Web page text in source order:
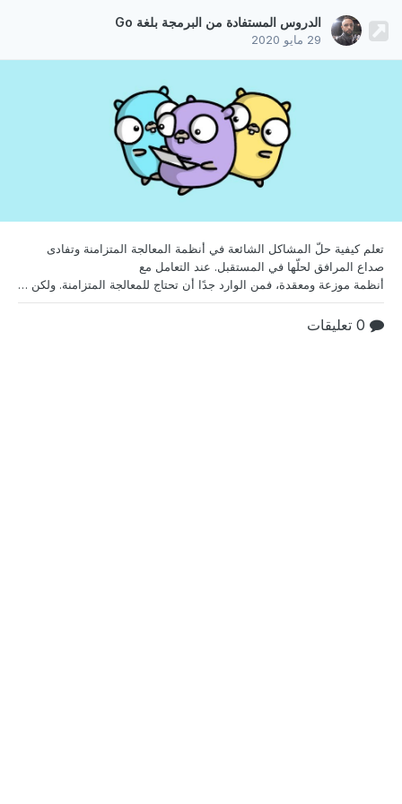
الدروس المستفادة من البرمجة بلغة Go
29 مايو 2020
تعلم كيفية حلّ المشاكل الشائعة في أنظمة المعالجة المتزامنة وتفادى
صداع المرافق لحلّها في المستقبل. عند التعامل مع
أنظمة موزعة ومعقدة، فمن الوارد جدًا أن تحتاج للمعالجة المتزامنة. ولكن لن يكون بناء شبكة عالمية خاصة توجه الحزم ديناميكيًا بدقة تصلّ للملّي ثانية أمرًا ممكنًا بدون نظام شديد التزامن. يعتمد هذا التوجيه الديناميكي على حالة الشبكة، وبينما توجد العديد من المعاملات الّتي يجب مراعاتها في هذا الأمر، سينصبُ تركيزنا على مقاييس الارتباط. في سياق الحالة الّتي سنناقشها، يمكن أن تكون مقاييس ا